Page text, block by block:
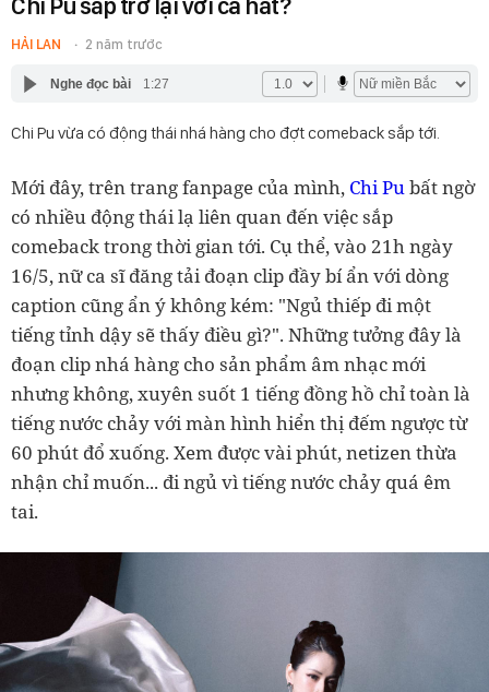
HẢI LAN 2 năm trước
Nghe đọc bài 1:27
Chi Pu vừa có động thái nhá hàng cho đợt comeback sắp tới.
Mới đây, trên trang fanpage của mình, Chi Pubất ngờ
có nhiều động thái lạ liên quan đến việc sắp
comeback trong thời gian tới. Cụ thể, vào 21h ngày
16/5, nữ ca sĩ đăng tải đoạn clip đầy bí ẩn với dòng
caption cũng ẩn ý không kém: "Ngủ thiếp đi một
tiếng tỉnh dậy sẽ thấy điều gì?". Những tưởng đây là
đoạn clip nhá hàng cho sản phẩm âm nhạc mới
nhưng không, xuyên suốt 1 tiếng đồng hồ chỉ toàn là
tiếng nước chảy với màn hình hiển thị đếm ngược từ
60 phút đổ xuống. Xem được vài phút, netizen thừa
nhận chỉ muốn... đi ngủ vì tiếng nước chảy quá êm
tai.